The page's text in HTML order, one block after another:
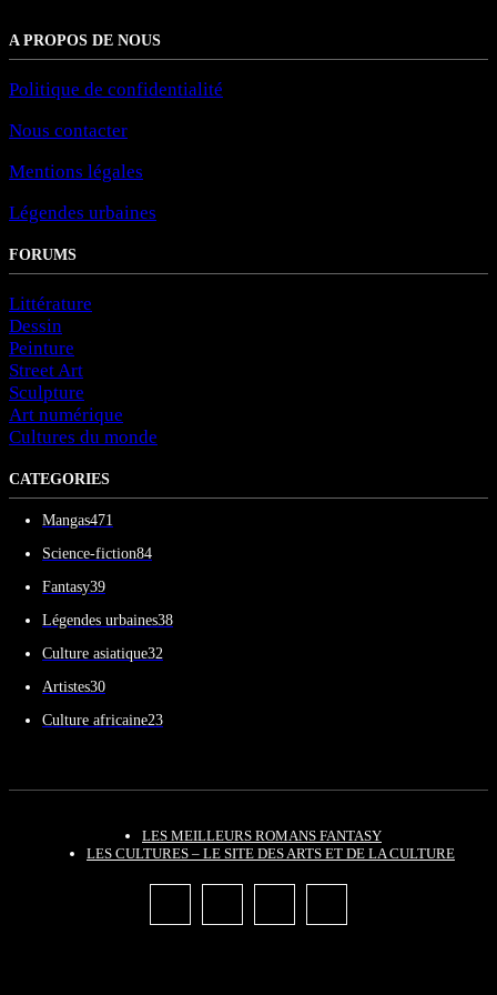
A PROPOS DE NOUS
Politique de confidentialité
Nous contacter
Mentions légales
Légendes urbaines
FORUMS
Littérature
Dessin
Peinture
Street Art
Sculpture
Art numérique
Cultures du monde
CATEGORIES
Mangas471
Science-fiction84
Fantasy39
Légendes urbaines38
Culture asiatique32
Artistes30
Culture africaine23
LES MEILLEURS ROMANS FANTASY
LES CULTURES – LE SITE DES ARTS ET DE LA CULTURE